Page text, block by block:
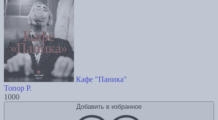
Кафе "Паника"
Топор Р.
1000
Добавить в избранное